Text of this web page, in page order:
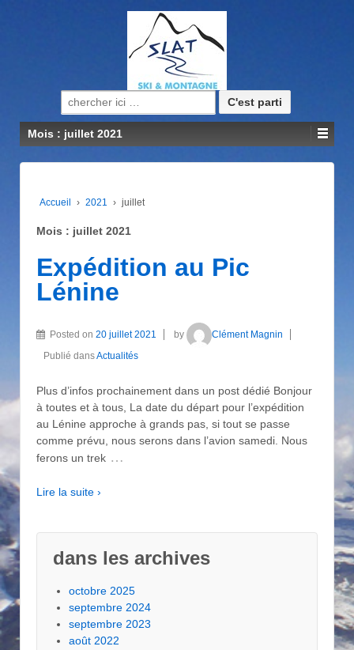
Recherche pour:
Mois : juillet 2021
Accueil › 2021 › juillet
Mois : juillet 2021
Expédition au Pic
Lénine
Posted on 20 juillet 2021 by
Clément Magnin
Publié dansActualités
Plus d’infos prochainement dans un post dédié Bonjour
à toutes et à tous, La date du départ pour l’expédition
au Lénine approche à grands pas, si tout se passe
comme prévu, nous serons dans l’avion samedi. Nous
ferons un trek …
Lire la suite ›
dans les archives
octobre 2025
septembre 2024
septembre 2023
août 2022